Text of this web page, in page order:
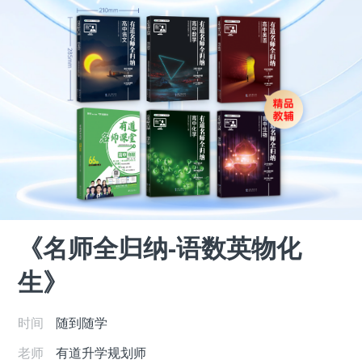
《名师全归纳-语数英物化
生》
时间
随到随学
老师
有道升学规划师